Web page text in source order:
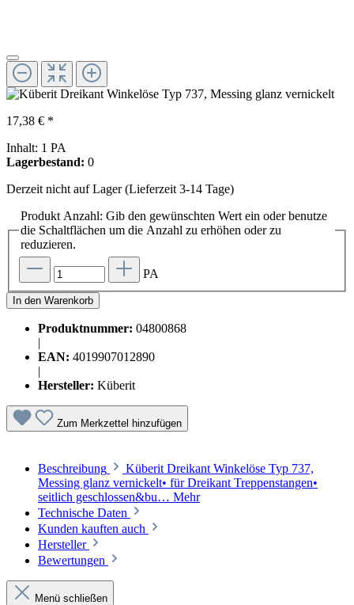
17,38 € *
Inhalt: 1 PA
Lagerbestand: 0
Derzeit nicht auf Lager (Lieferzeit 3-14 Tage)
Produkt Anzahl: Gib den gewünschten Wert ein oder benutze
die Schaltflächen um die Anzahl zu erhöhen oder zu
reduzieren.
PA
In den Warenkorb
Produktnummer: 04800868
|
EAN: 4019907012890
|
Hersteller: Küberit
Zum Merkzettel hinzufügen
Beschreibung
Küberit Dreikant Winkelöse Typ 737,
Messing glanz vernickelt• für Dreikant Treppenstangen•
seitlich geschlossen&bu… Mehr
Technische Daten
Kunden kauften auch
Hersteller
Bewertungen
Menü schließen